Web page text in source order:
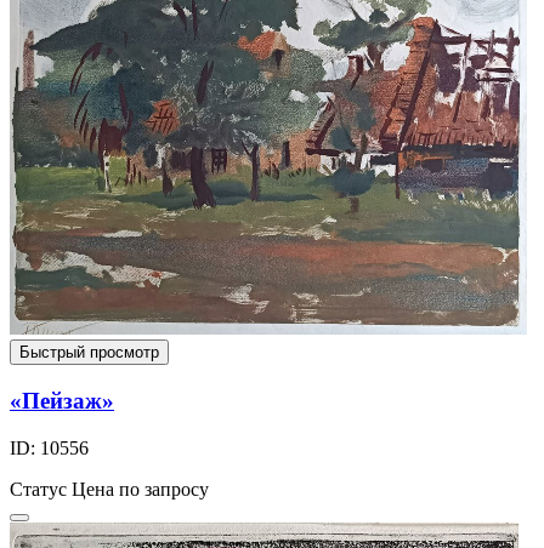
Быстрый просмотр
«Пейзаж»
ID: 10556
Статус Цена по запросу